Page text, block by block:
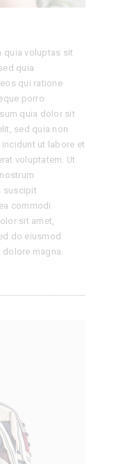
quia voluptas sit
quia
qui ratione
porro
quia dolor sit
sed quia non
ut labore et
voluptatem. Ut
suscipit
commodi
sit amet,
do eiusmod
magna.